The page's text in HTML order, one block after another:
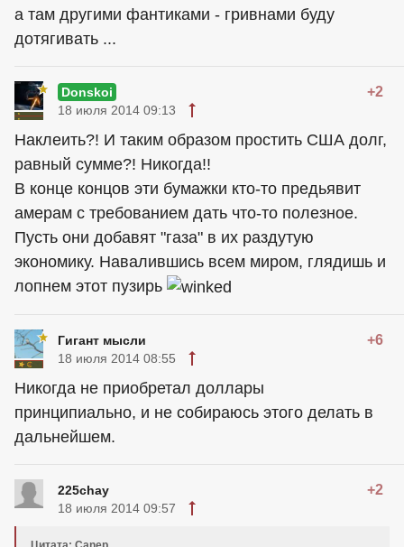
а там другими фантиками - гривнами буду
дотягивать ...
Donskoi +2
18 июля 2014 09:13
Наклеить?! И таким образом простить США долг,
равный сумме?! Никогда!!
В конце концов эти бумажки кто-то предьявит
амерам с требованием дать что-то полезное.
Пусть они добавят "газа" в их раздутую
экономику. Навалившись всем миром, глядишь и
лопнем этот пузирь
Гигант мысли +6
18 июля 2014 08:55
Никогда не приобретал доллары
принципиально, и не собираюсь этого делать в
дальнейшем.
225chay +2
18 июля 2014 09:57